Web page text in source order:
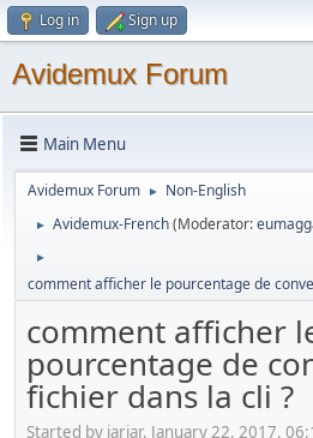
Log in Sign up
Avidemux Forum
Main Menu
Avidemux Forum ► Non-English
► Avidemux-French(Moderator:
►
comment afficher le pourcentage de
comment afficher
pourcentage de
fichier dans la cli ?
Started by jarjar, January 22, 2017,